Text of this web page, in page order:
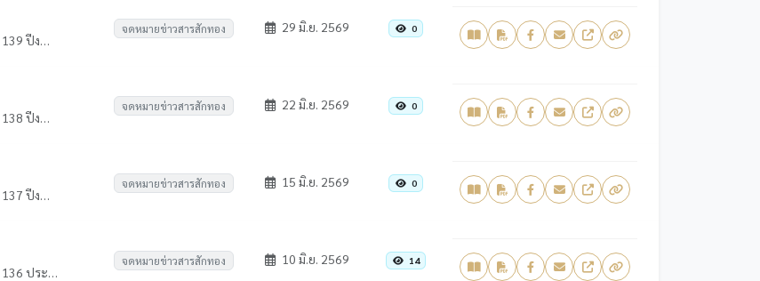
KPRU Newsletter จดหมายข่าวสารสักทอง ฉบับที่ 139 ปีงบประมาณ 2569 ระหว่างวันที่ 20 - 26 มิถุนายน 2569
จดหมายข่าวสารสักทอง 29 มิ.ย. 2569 0
KPRU Newsletter จดหมายข่าวสารสักทอง ฉบับที่ 138 ปีงบประมาณ 2569 ระหว่างวันที่ 13 - 19 มิถุนายน 2569
จดหมายข่าวสารสักทอง 22 มิ.ย. 2569 0
KPRU Newsletter จดหมายข่าวสารสักทอง ฉบับที่ 137 ปีงบประมาณ 2569 ระหว่างวันที่ 6 - 12 มิถุนายน 2569
จดหมายข่าวสารสักทอง 15 มิ.ย. 2569 0
KPRU Newsletter จดหมายข่าวสารสักทอง ฉบับที่ 136 ประจำปีงบประมาณ 2569 ระหว่างวันที่ 30 พฤษภาคม - 5 มิถุนายน 2569
จดหมายข่าวสารสักทอง 10 มิ.ย. 2569 14